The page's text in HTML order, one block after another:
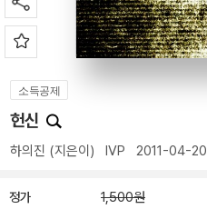
소득공제
헌신
하의진 (지은이) IVP 2011-04-20
정가 1,500원